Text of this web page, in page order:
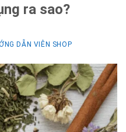
ra sao?
DẪN VIÊN SHOP